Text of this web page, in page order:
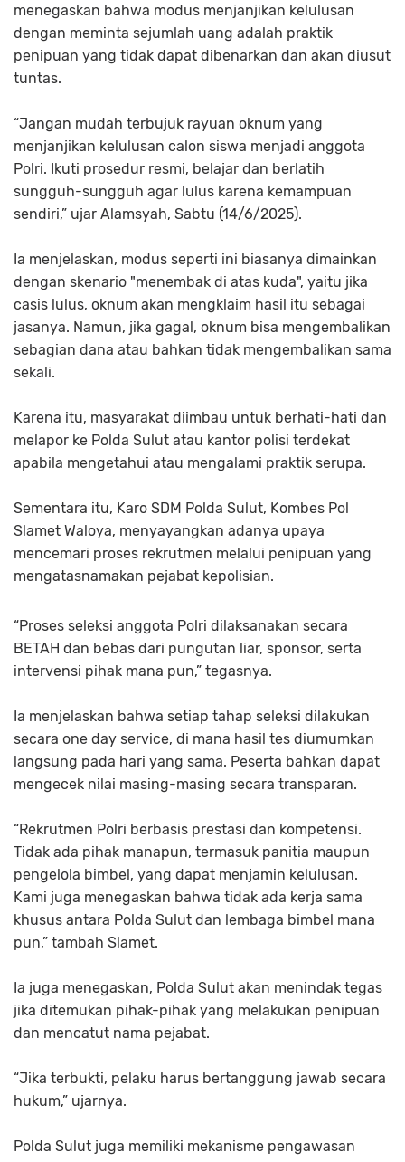
menegaskan bahwa modus menjanjikan kelulusan
dengan meminta sejumlah uang adalah praktik
penipuan yang tidak dapat dibenarkan dan akan diusut
tuntas.
“Jangan mudah terbujuk rayuan oknum yang
menjanjikan kelulusan calon siswa menjadi anggota
Polri. Ikuti prosedur resmi, belajar dan berlatih
sungguh-sungguh agar lulus karena kemampuan
sendiri,” ujar Alamsyah, Sabtu (14/6/2025).
Ia menjelaskan, modus seperti ini biasanya dimainkan
dengan skenario "menembak di atas kuda", yaitu jika
casis lulus, oknum akan mengklaim hasil itu sebagai
jasanya. Namun, jika gagal, oknum bisa mengembalikan
sebagian dana atau bahkan tidak mengembalikan sama
sekali.
Karena itu, masyarakat diimbau untuk berhati-hati dan
melapor ke Polda Sulut atau kantor polisi terdekat
apabila mengetahui atau mengalami praktik serupa.
Sementara itu, Karo SDM Polda Sulut, Kombes Pol
Slamet Waloya, menyayangkan adanya upaya
mencemari proses rekrutmen melalui penipuan yang
mengatasnamakan pejabat kepolisian.
“Proses seleksi anggota Polri dilaksanakan secara
BETAH dan bebas dari pungutan liar, sponsor, serta
intervensi pihak mana pun,” tegasnya.
Ia menjelaskan bahwa setiap tahap seleksi dilakukan
secara one day service, di mana hasil tes diumumkan
langsung pada hari yang sama. Peserta bahkan dapat
mengecek nilai masing-masing secara transparan.
“Rekrutmen Polri berbasis prestasi dan kompetensi.
Tidak ada pihak manapun, termasuk panitia maupun
pengelola bimbel, yang dapat menjamin kelulusan.
Kami juga menegaskan bahwa tidak ada kerja sama
khusus antara Polda Sulut dan lembaga bimbel mana
pun,” tambah Slamet.
Ia juga menegaskan, Polda Sulut akan menindak tegas
jika ditemukan pihak-pihak yang melakukan penipuan
dan mencatut nama pejabat.
“Jika terbukti, pelaku harus bertanggung jawab secara
hukum,” ujarnya.
Polda Sulut juga memiliki mekanisme pengawasan